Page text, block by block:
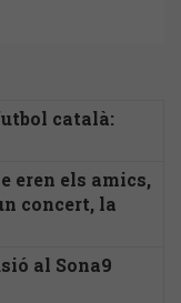
català:
eren els amics,
concert, la
al Sona9